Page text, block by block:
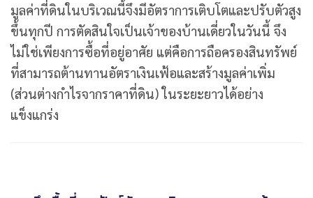
มูลค่าที่ดินในบริเวณนี้จึงมีอัตราการเติบโตและปรับตัวสูง
ขึ้นทุกปี การตัดสินใจเป็นเจ้าของบ้านเดี่ยวในวันนี้ จึง
ไม่ใช่เพียงการซื้อที่อยู่อาศัย แต่คือการถือครองสินทรัพย์
ที่สามารถต้านทานอัตราเงินเฟ้อและสร้างมูลค่าเพิ่ม
(ส่วนต่างกำไรจากราคาที่ดิน) ในระยะยาวได้อย่าง
แข็งแกร่ง